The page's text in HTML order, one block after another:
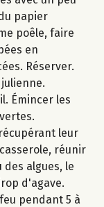
papier
poêle, faire
en
Réserver.
Émincer les
leur
réunir
algues, le
d'agave.
pendant 5 à